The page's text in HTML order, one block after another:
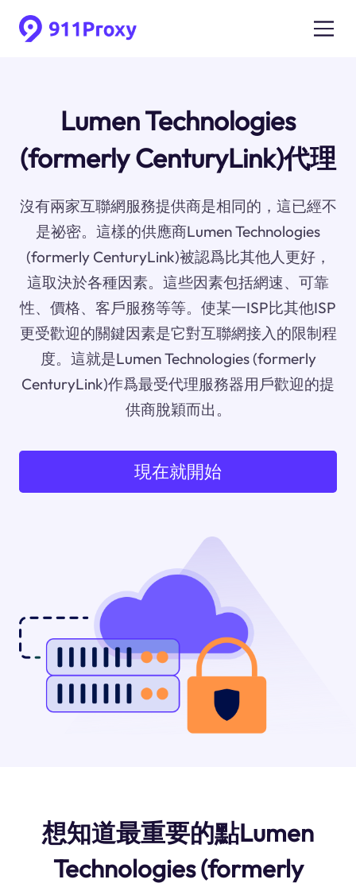
Lumen Technologies
(formerly CenturyLink)代理
沒有兩家互聯網服務提供商是相同的，這已經不
是祕密。這樣的供應商Lumen Technologies
(formerly CenturyLink)被認爲比其他人更好，
這取決於各種因素。這些因素包括網速、可靠
性、價格、客戶服務等等。使某一ISP比其他ISP
更受歡迎的關鍵因素是它對互聯網接入的限制程
度。這就是Lumen Technologies (formerly
CenturyLink)作爲最受代理服務器用戶歡迎的提
供商脫穎而出。
現在就開始
想知道最重要的點Lumen
Technologies (formerly